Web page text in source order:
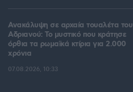
Ανακάλυψη σε αρχαία τουαλέτα του
Αδριανού: Το μυστικό που κράτησε
όρθια τα ρωμαϊκά κτίρια για 2.000
χρόνια
07.08.2026, 10:33